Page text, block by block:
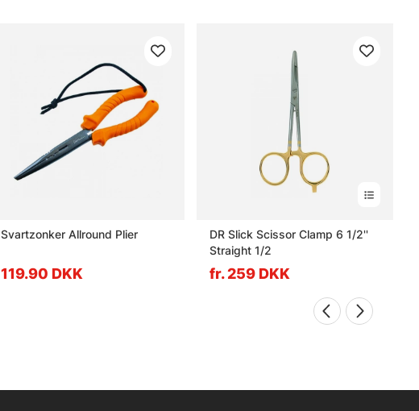
Svartzonker Allround Plier
119.90 DKK
DR Slick Scissor Clamp 6 1/2''
Straight 1/2
fr. 259 DKK